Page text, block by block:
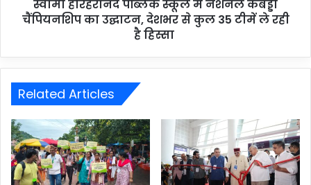
स्वामी हरिहरानंद पब्लिक स्कूल में नेशनल कबड्डी
चैंपियनशिप का उद्घाटन, देशभर से कुल 35 टीमें ले रही
है हिस्सा
Related Articles